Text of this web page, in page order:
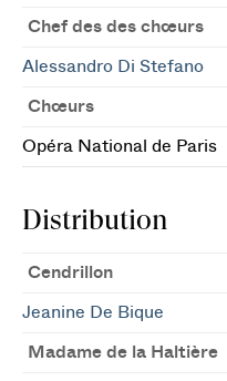
Chef des des chœurs
Alessandro Di Stefano
Chœurs
Opéra National de Paris
Distribution
Cendrillon
Jeanine De Bique
Madame de la Haltière